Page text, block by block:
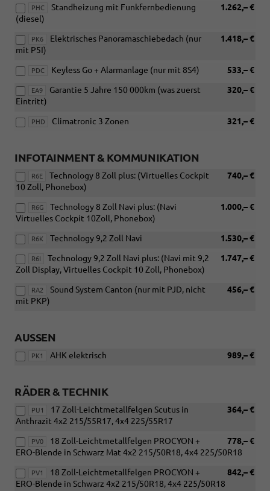
PHC 1.262,– €
Standheizung mit Funkfernbedienung
(diesel)
PK6 1.418,– €
Elektrisches Panoramaschiebedach (nur
mit P5I)
PDC 533,– €
Keyless Go + Alarmanlage (nur mit 8S4)
EA9 320,– €
Garantie 5 Jahre 150 000km (was zuerst
Eintritt)
PHD 321,– €
Climatronic 3 Zonen
INFOTAINMENT & KOMMUNIKATION
R6E 740,– €
Technology 8 Zoll plus: (Virtuelles Cockpit
10 Zoll, Phonebox)
R6G 1.000,– €
Technology 8 Zoll Navi plus: (Navi
Virtuelles Cockpit 10Zoll, Phonebox)
R6K 1.530,– €
Technology 9,2 Zoll Navi
R6I 1.747,– €
Technology 9,2 Zoll Navi plus: (Navi mit 9,2
Zoll Display, Virtuelles Cockpit 10 Zoll, Phonebox)
RA2 456,– €
Sound System Canton (nur mit PJD, nicht
mit PKP)
AUSSEN
PK1 989,– €
AHK elektrisch
RÄDER & TECHNIK
PU1 364,– €
17 Zoll-Leichtmetallfelgen Scutus in
Anthrazit 4x2 215/55R17, 4x4 225/55R17
PV0 778,– €
18 Zoll-Leichtmetallfelgen PROCYON +
ERO-Blende in Schwarz Mat 4x2 215/50R18, 4x4 225/50R18
PV1 842,– €
18 Zoll-Leichtmetallfelgen PROCYON +
ERO-Blende in Schwarz 4x2 215/50R18, 4x4 225/50R18